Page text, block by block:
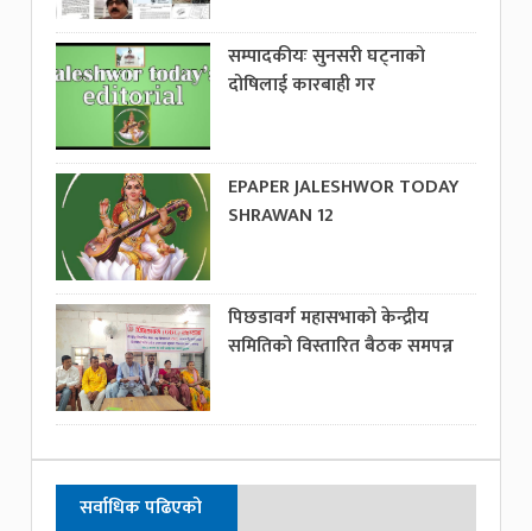
सम्पादकीयः सुनसरी घट्नाको
दोषिलाई कारबाही गर
EPAPER JALESHWOR TODAY
SHRAWAN 12
पिछडावर्ग महासभाको केन्द्रीय
समितिको विस्तारित बैठक समपन्न
सर्वाधिक पढिएको